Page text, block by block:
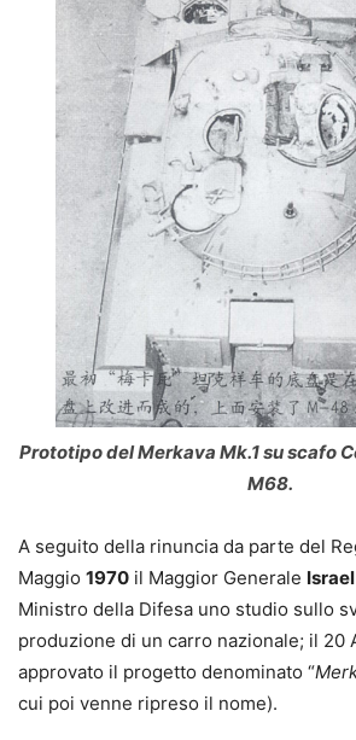
Prototipo del Merkava Mk.1 su scafo
M68.
A seguito della rinuncia da parte del
Maggio 1970 il Maggior Generale
Ministro della Difesa uno studio sullo
produzione di un carro nazionale; il 20
approvato il progetto denominato “
cui poi venne ripreso il nome).